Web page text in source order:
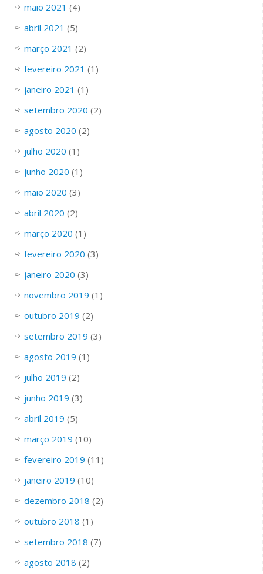
maio 2021 (4)
abril 2021 (5)
março 2021 (2)
fevereiro 2021 (1)
janeiro 2021 (1)
setembro 2020 (2)
agosto 2020 (2)
julho 2020 (1)
junho 2020 (1)
maio 2020 (3)
abril 2020 (2)
março 2020 (1)
fevereiro 2020 (3)
janeiro 2020 (3)
novembro 2019 (1)
outubro 2019 (2)
setembro 2019 (3)
agosto 2019 (1)
julho 2019 (2)
junho 2019 (3)
abril 2019 (5)
março 2019 (10)
fevereiro 2019 (11)
janeiro 2019 (10)
dezembro 2018 (2)
outubro 2018 (1)
setembro 2018 (7)
agosto 2018 (2)